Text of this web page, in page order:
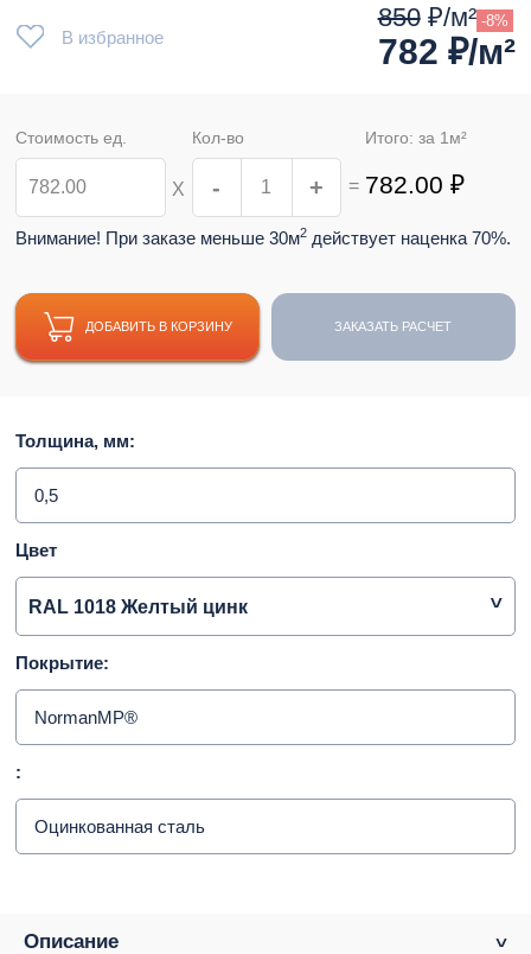
В избранное
850₽/м² -8%
782 ₽/м²
Стоимость ед.
Х
Кол-во
- + =
Итого: за 1 м²
782.00 ₽
Внимание! При заказе меньше 30м2 действует наценка 70%.
ДОБАВИТЬ В КОРЗИНУ ЗАКАЗАТЬ РАСЧЕТ
Толщина, мм:
0,5
Цвет
RAL 1018 Желтый цинк
Покрытие:
NormanMP®
:
Оцинкованная сталь
Описание